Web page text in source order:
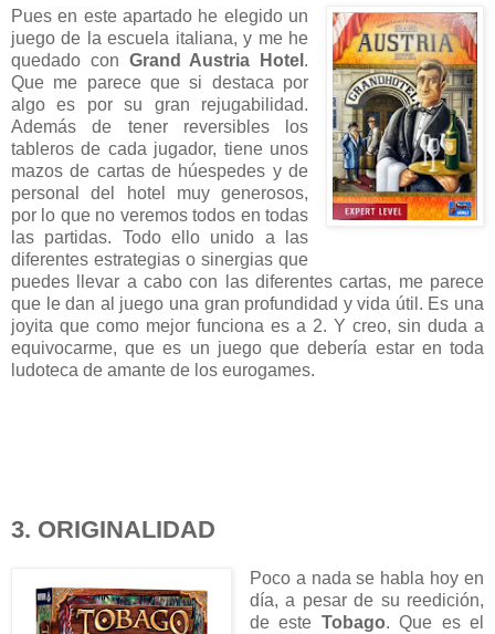
Pues en este apartado he elegido un
juego de la escuela italiana, y me he
quedado con Grand Austria Hotel .
Que me parece que si destaca por
algo es por su gran rejugabilidad.
Además de tener reversibles los
tableros de cada jugador, tiene unos
mazos de cartas de húespedes y de
personal del hotel muy generosos,
por lo que no veremos todos en todas
las partidas. Todo ello unido a las
diferentes estrategias o sinergias que
puedes llevar a cabo con las diferentes cartas, me parece
que le dan al juego una gran profundidad y vida útil. Es una
joyita que como mejor funciona es a 2. Y creo, sin duda a
equivocarme, que es un juego que debería estar en toda
ludoteca de amante de los eurogames.
3. ORIGINALIDAD
Poco a nada se habla hoy en
día, a pesar de su reedición,
de este Tobago. Que es el